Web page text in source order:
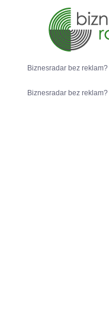
Biznesradar bez reklam?
Biznesradar bez reklam?